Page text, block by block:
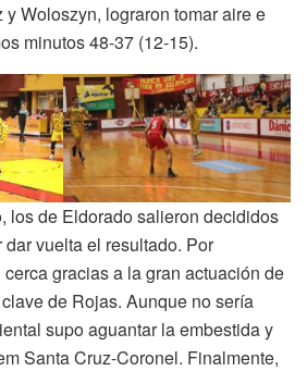
Woloszyn, lograron tomar aire e
minutos 48-37 (12-15).
los de Eldorado salieron decididos
vuelta el resultado. Por
gracias a la gran actuación de
de Rojas. Aunque no sería
supo aguantar la embestida y
Santa Cruz-Coronel. Finalmente,